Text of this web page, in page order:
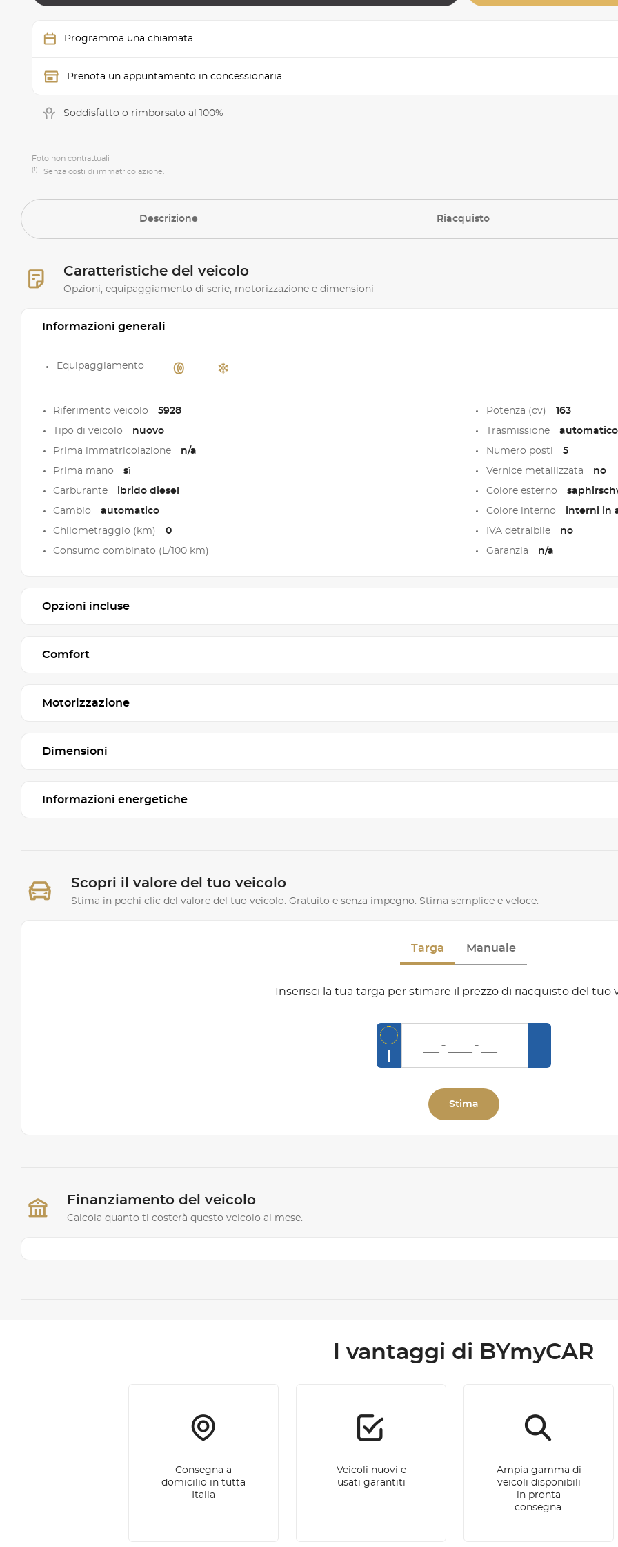
Programma una chiamata
Prenota un appuntamento in concessionaria
Soddisfatto o rimborsato al 100%
Foto non contrattuali
(1) Senza costi di immatricolazione.
Descrizione Riacquisto
Caratteristiche del veicolo
Opzioni, equipaggiamento di serie, motorizzazione e dimensioni
Informazioni generali
Equipaggiamento
Riferimento veicolo 5928
Tipo di veicolo nuovo
Prima immatricolazione n/a
Prima mano sì
Carburante ibrido diesel
Cambio automatico
Chilometraggio (km) 0
Consumo combinato (L/100 km)
Potenza (cv) 163
Trasmissione
Numero posti 5
Vernice metallizzata no
Colore esterno
Colore interno interni in
IVA detraibile no
Garanzia n/a
Opzioni incluse
Comfort
Motorizzazione
Dimensioni
Informazioni energetiche
Scopri il valore del tuo veicolo
Stima in pochi clic del valore del tuo veicolo. Gratuito e senza impegno. Stima semplice e veloce.
Targa Manuale
Inserisci la tua targa per stimare il prezzo di riacquisto del tuo
Stima
Finanziamento del veicolo
Calcola quanto ti costerà questo veicolo al mese.
I vantaggi di BYmyCAR
Consegna a
domicilio in tutta
Italia
Veicoli nuovi e
usati garantiti
Ampia gamma di
veicoli disponibili
in pronta
consegna.